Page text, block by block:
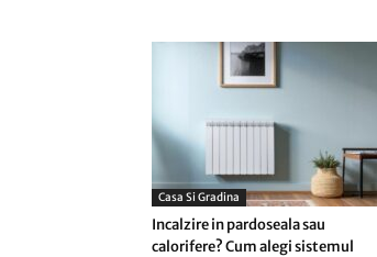
Casa Si Gradina
Incalzire in pardoseala sau
calorifere? Cum alegi sistemul